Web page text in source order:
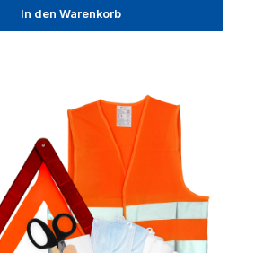
In den Warenkorb